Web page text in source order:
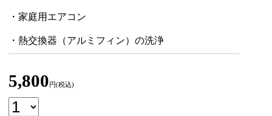
・家庭用エアコン
・熱交換器（アルミフィン）の洗浄
5,800 円(税込)